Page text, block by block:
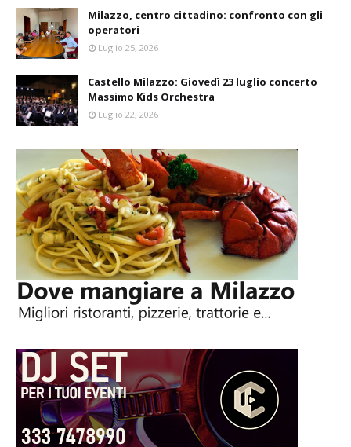
Milazzo, centro cittadino: confronto con gli
operatori
Luglio 25, 2026
Castello Milazzo: Giovedì 23 luglio concerto
Massimo Kids Orchestra
Luglio 22, 2026